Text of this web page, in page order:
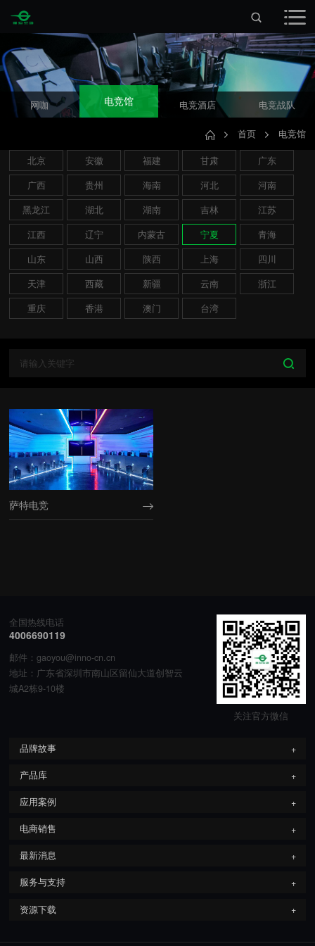
网咖 电竞馆 电竞酒店 电竞战队
首页 电竞馆
北京 安徽 福建 甘肃
广东
广西
贵州 海南 河北
河南
黑龙江
湖北 湖南 吉林
江苏
江西
辽宁 内蒙古 宁夏
青海
山东
山西 陕西 上海
四川
天津
西藏 新疆 云南
浙江
重庆
香港 澳门 台湾
萨特电竞
全国热线电话
4006690119
邮件：gaoyou@inno-cn.cn
地址：广东省深圳市南山区留仙大道创智云
城A2栋9-10楼
关注官方微信
品牌故事
产品库
应用案例
电商销售
最新消息
服务与支持
资源下载